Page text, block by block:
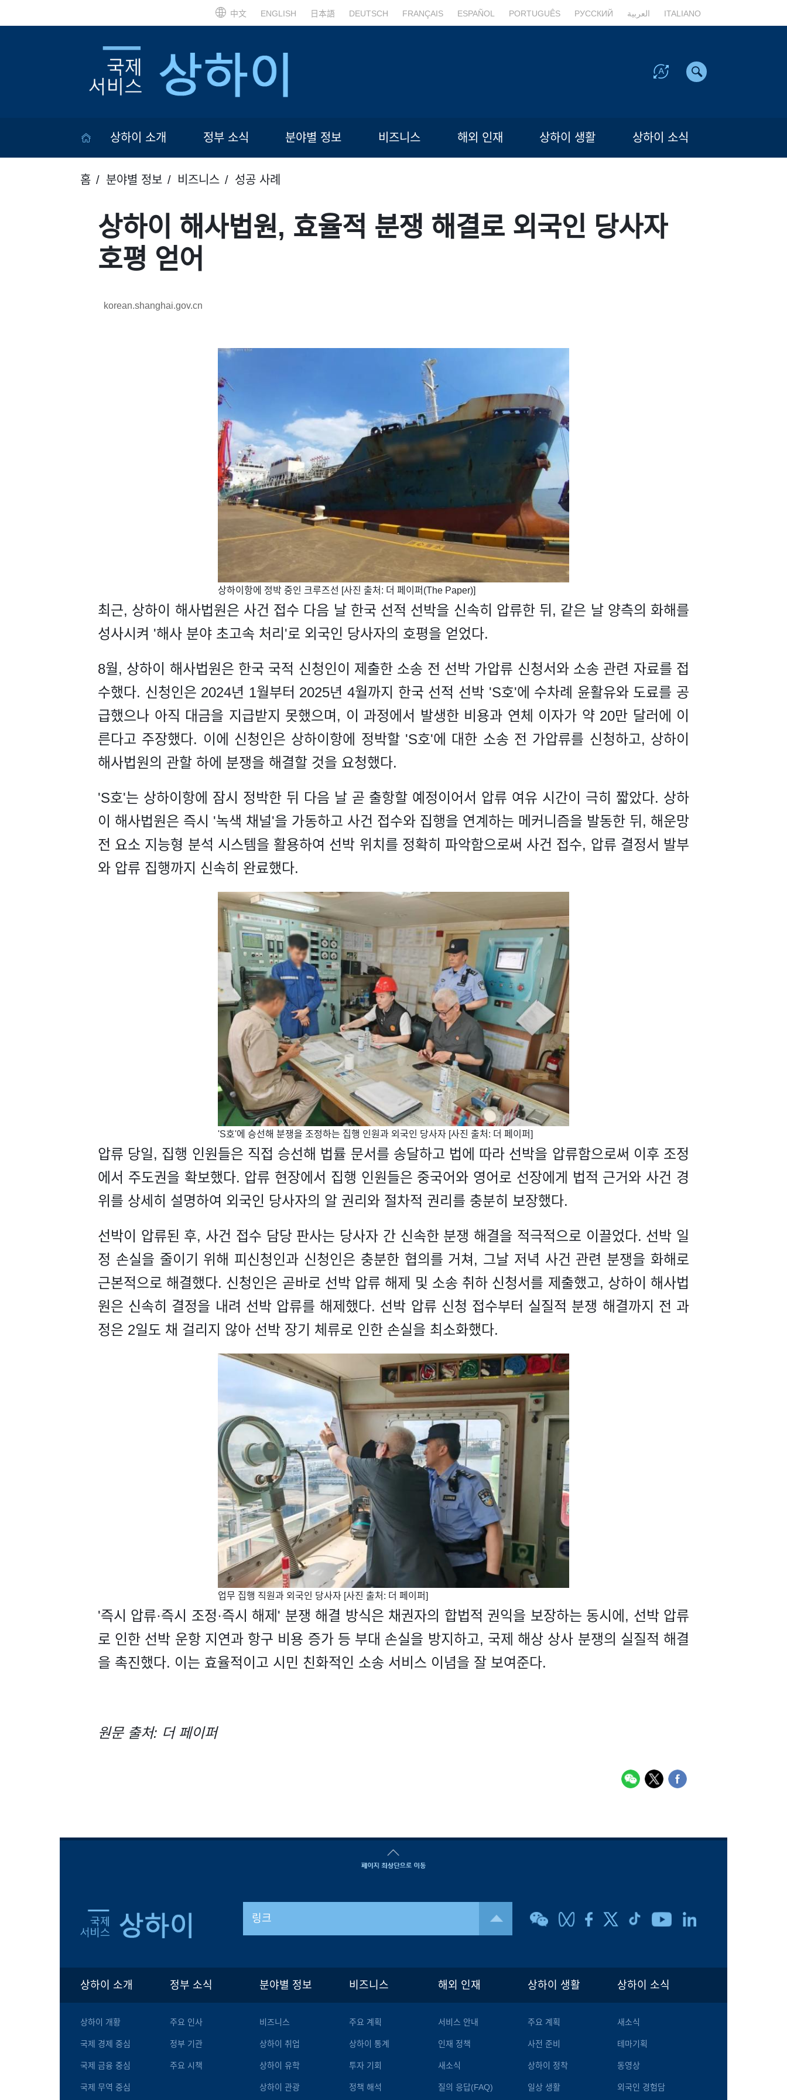
中文 ENGLISH 日本語 DEUTSCH FRANÇAIS ESPAÑOL PORTUGUÊS РУССКИЙ العربية ITALIANO
상하이 소개 정부 소식 분야별 정보 비즈니스 해외 인재 상하이 생활 상하이 소식
홈 분야별 정보 비즈니스 성공 사례
상하이 해사법원, 효율적 분쟁 해결로 외국인 당사자
호평 얻어
korean.shanghai.gov.cn
​상하이항에 정박 중인 크루즈선 [사진 출처: 더 페이퍼(The Paper)]
최근, 상하이 해사법원은 사건 접수 다음 날 한국 선적 선박을 신속히 압류한 뒤, 같은 날 양측의 화해를
성사시켜 '해사 분야 초고속 처리'로 외국인 당사자의 호평을 얻었다.
8월, 상하이 해사법원은 한국 국적 신청인이 제출한 소송 전 선박 가압류 신청서와 소송 관련 자료를 접
수했다. 신청인은 2024년 1월부터 2025년 4월까지 한국 선적 선박 'S호'에 수차례 윤활유와 도료를 공
급했으나 아직 대금을 지급받지 못했으며, 이 과정에서 발생한 비용과 연체 이자가 약 20만 달러에 이
른다고 주장했다. 이에 신청인은 상하이항에 정박할 'S호'에 대한 소송 전 가압류를 신청하고, 상하이
해사법원의 관할 하에 분쟁을 해결할 것을 요청했다.
'S호'는 상하이항에 잠시 정박한 뒤 다음 날 곧 출항할 예정이어서 압류 여유 시간이 극히 짧았다. 상하
이 해사법원은 즉시 '녹색 채널'을 가동하고 사건 접수와 집행을 연계하는 메커니즘을 발동한 뒤, 해운망
전 요소 지능형 분석 시스템을 활용하여 선박 위치를 정확히 파악함으로써 사건 접수, 압류 결정서 발부
와 압류 집행까지 신속히 완료했다.
​'S호'에 승선해 분쟁을 조정하는 집행 인원과 외국인 당사자 [사진 출처: 더 페이퍼]
압류 당일, 집행 인원들은 직접 승선해 법률 문서를 송달하고 법에 따라 선박을 압류함으로써 이후 조정
에서 주도권을 확보했다. 압류 현장에서 집행 인원들은 중국어와 영어로 선장에게 법적 근거와 사건 경
위를 상세히 설명하여 외국인 당사자의 알 권리와 절차적 권리를 충분히 보장했다.
선박이 압류된 후, 사건 접수 담당 판사는 당사자 간 신속한 분쟁 해결을 적극적으로 이끌었다. 선박 일
정 손실을 줄이기 위해 피신청인과 신청인은 충분한 협의를 거쳐, 그날 저녁 사건 관련 분쟁을 화해로
근본적으로 해결했다. 신청인은 곧바로 선박 압류 해제 및 소송 취하 신청서를 제출했고, 상하이 해사법
원은 신속히 결정을 내려 선박 압류를 해제했다. 선박 압류 신청 접수부터 실질적 분쟁 해결까지 전 과
정은 2일도 채 걸리지 않아 선박 장기 체류로 인한 손실을 최소화했다.
​업무 집행 직원과 외국인 당사자 [사진 출처: 더 페이퍼]
'즉시 압류·즉시 조정·즉시 해제' 분쟁 해결 방식은 채권자의 합법적 권익을 보장하는 동시에, 선박 압류
로 인한 선박 운항 지연과 항구 비용 증가 등 부대 손실을 방지하고, 국제 해상 상사 분쟁의 실질적 해결
을 촉진했다. 이는 효율적이고 시민 친화적인 소송 서비스 이념을 잘 보여준다.
원문 출처: 더 페이퍼
링크
상하이 소개
상하이 개황
국제 경제 중심
국제 금융 중심
국제 무역 중심
정부 소식
주요 인사
정부 기관
주요 시책
분야별 정보
비즈니스
상하이 취업
상하이 유학
상하이 관광
비즈니스
주요 계획
상하이 통계
투자 기회
정책 해석
해외 인재
서비스 안내
인재 정책
새소식
질의 응답(FAQ)
상하이 생활
주요 계획
사전 준비
상하이 정착
일상 생활
상하이 소식
새소식
테마기획
동영상
외국인 경험담